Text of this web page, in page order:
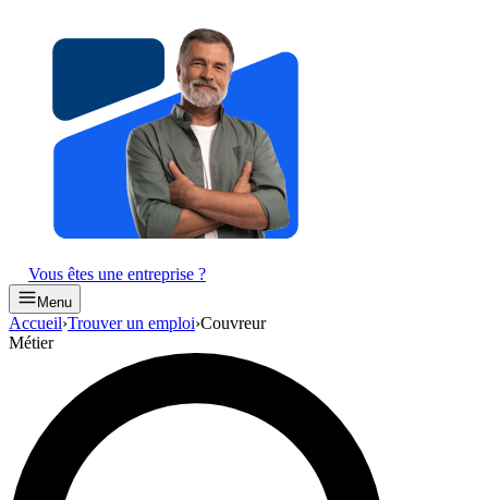
Vous êtes une entreprise ?
Menu
Accueil›Trouver un emploi›Couvreur
Métier